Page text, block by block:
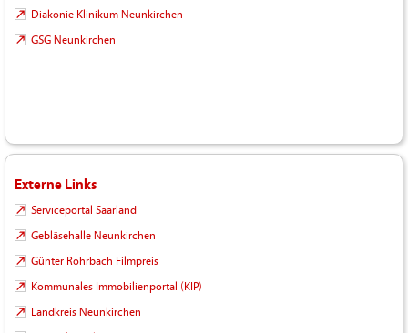
Diakonie Klinikum Neunkirchen
GSG Neunkirchen
Externe Links
Serviceportal Saarland
Gebläsehalle Neunkirchen
Günter Rohrbach Filmpreis
Kommunales Immobilienportal (KIP)
Landkreis Neunkirchen